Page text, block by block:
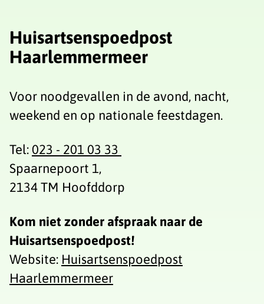
Huisartsenspoedpost
Haarlemmermeer
Voor noodgevallen in de avond, nacht,
weekend en op nationale feestdagen.
Tel:023 - 201 03 33
Spaarnepoort 1,
2134 TM Hoofddorp
Kom niet zonder afspraak naar de
Huisartsenspoedpost!
Website: Huisartsenspoedpost
Haarlemmermeer